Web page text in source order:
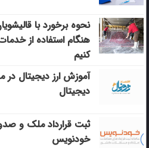
نحوه برخورد با
هنگام استفاده از
کنیم
آموزش ارز دیجیتال در
دیجیتال
ثبت قرارداد ملک و
خودنویس